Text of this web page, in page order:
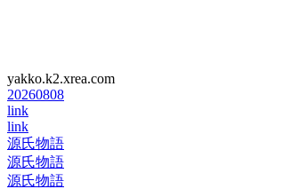
yakko.k2.xrea.com
20260808
link
link
源氏物語
源氏物語
源氏物語